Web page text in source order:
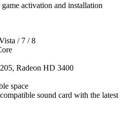
activation and installation
/ 7 / 8
Radeon HD 3400
space
sound card with the latest